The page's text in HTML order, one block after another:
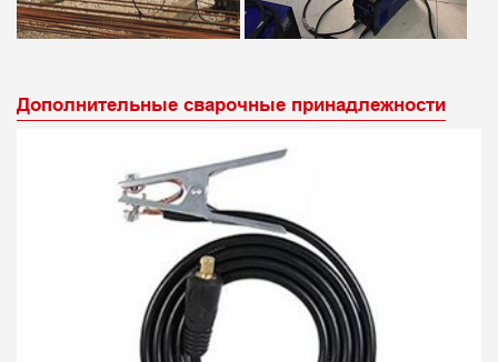
Дополнительные сварочные принадлежности